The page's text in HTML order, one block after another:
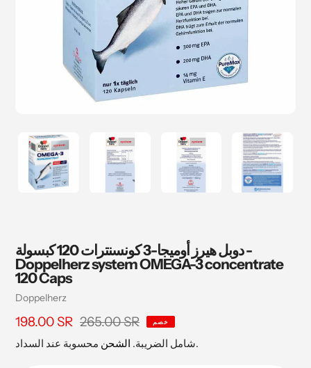
دوبل هيرز أوميجا-3 كونسنترات 120 كبسولة -
Doppelherz system OMEGA-3 concentrate
120 Caps
بائع
Doppelherz
سعر
البيع
198.00 SR
السعر 265.00 SR خصم
شامل الضريبة. الشحن محسوبة عند السداد.